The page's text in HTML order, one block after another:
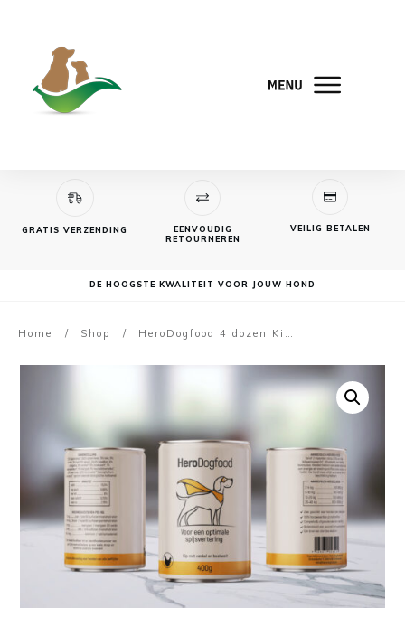
GRATIS VERZENDING
EENVOUDIG
RETOURNEREN
VEILIG BETALEN
DE HOOGSTE KWALITEIT VOOR JOUW HOND
Home / Shop / HeroDogfood 4 dozen Kip | 48 blikken a 400 gram 3,20